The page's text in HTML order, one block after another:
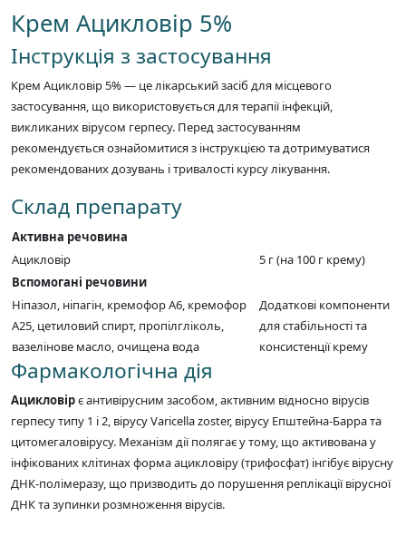
Крем Ацикловір 5%
Інструкція з застосування
Крем Ацикловір 5% — це лікарський засіб для місцевого
застосування, що використовується для терапії інфекцій,
викликаних вірусом герпесу. Перед застосуванням
рекомендується ознайомитися з інструкцією та дотримуватися
рекомендованих дозувань і тривалості курсу лікування.
Склад препарату
Активна речовина
Ацикловір
5 г (на 100 г крему)
Вспомогані речовини
Ніпазол, ніпагін, кремофор А6, кремофор
A25, цетиловий спирт, пропілгліколь,
вазелінове масло, очищена вода
Додаткові компоненти
для стабільності та
консистенції крему
Фармакологічна дія
Ацикловірє антивірусним засобом, активним відносно вірусів
герпесу типу 1 і 2, вірусу Varicella zoster, вірусу Епштейна-Барра та
цитомегаловірусу. Механізм дії полягає у тому, що активована у
інфікованих клітинах форма ацикловіру (трифосфат) інгібує вірусну
ДНК-полімеразу, що призводить до порушення реплікації вірусної
ДНК та зупинки розмноження вірусів.